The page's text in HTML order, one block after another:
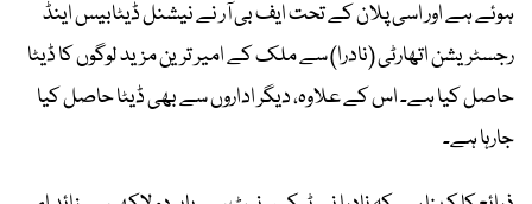
ہوئے ہے اور اسی پلان کے تحت ایف بی آر نے نیشنل ڈیٹابیس اینڈ
رجسٹریشن اتھارٹی (نادرا) سے ملک کے امیر ترین مزید لوگوں کا ڈیٹا
حاصل کیا ہے۔ اس کے علاوہ، دیگر اداروں سے بھی ڈیٹا حاصل کیا
جارہا ہے۔